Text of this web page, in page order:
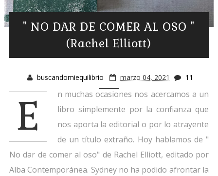
" NO DAR DE COMER AL OSO "
(Rachel Elliott)
buscandomiequilibrio marzo 04, 2021 11
E
n muchas ocasiones nos acercamos a un
libro simplemente por la confianza que
nos aporta la editorial o por lo atrayente
de un título extraño. Hoy hablamos de "
No dar de comer al oso" de Rachel Elliott, editado por
Alba Contemporánea. Sydney no ha podido afrontar la